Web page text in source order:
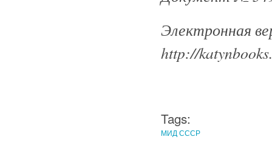
Электронная
http://
Tags:
МИД СССР